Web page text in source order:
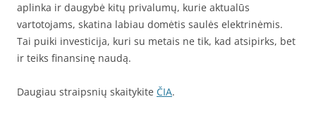
aplinka ir daugybė kitų privalumų, kurie aktualūs
vartotojams, skatina labiau domėtis saulės elektrinėmis.
Tai puiki investicija, kuri su metais ne tik, kad atsipirks, bet
ir teiks finansinę naudą.
Daugiau straipsnių skaitykite ČIA.